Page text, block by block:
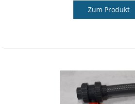
Zum Produkt